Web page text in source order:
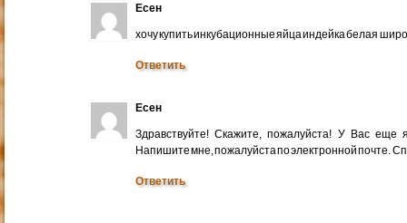
Есен
хочу купить инкубационные яйца индейка белая
Ответить
Есен
Здравствуйте! Скажите, пожалуйста! У Вас еще
Напишите мне, пожалуйста по электронной почте.
Ответить